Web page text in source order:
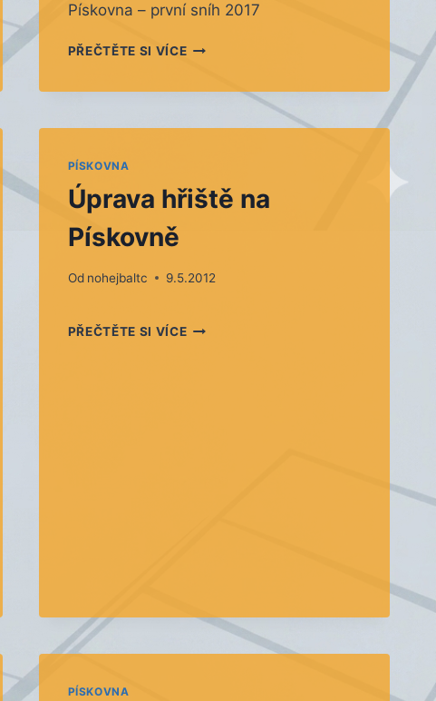
Pískovna – první sníh 2017
PŘEČTĚTE SI VÍCEPÍSKOVNA
PÍSKOVNA
Úprava hřiště na
Pískovně
Od nohejbaltc 9.5.2012
PŘEČTĚTE SI VÍCEÚPRAVA
PÍSKOVNA